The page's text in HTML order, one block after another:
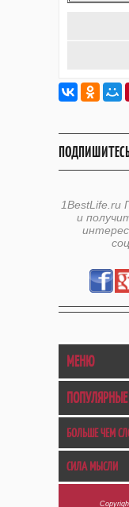
1BestLife.ru
и
МЕНЮ
ПОПУЛЯРНЫЕ
БОЛЬШЕ ЧЕМ
СИЛА МЫСЛИ